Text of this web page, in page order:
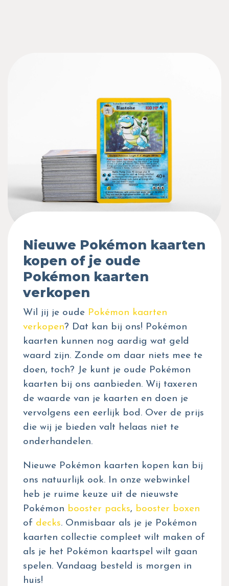
Nieuwe Pokémon kaarten
kopen of je oude
Pokémon kaarten
verkopen
Wil jij je oude Pokémon kaarten
verkopen? Dat kan bij ons! Pokémon
kaarten kunnen nog aardig wat geld
waard zijn. Zonde om daar niets mee te
doen, toch? Je kunt je oude Pokémon
kaarten bij ons aanbieden. Wij taxeren
de waarde van je kaarten en doen je
vervolgens een eerlijk bod. Over de prijs
die wij je bieden valt helaas niet te
onderhandelen.
Nieuwe Pokémon kaarten kopen kan bij
ons natuurlijk ook. In onze webwinkel
heb je ruime keuze uit de nieuwste
Pokémon booster packs, booster boxen
of decks. Onmisbaar als je je Pokémon
kaarten collectie compleet wilt maken of
als je het Pokémon kaartspel wilt gaan
spelen. Vandaag besteld is morgen in
huis!